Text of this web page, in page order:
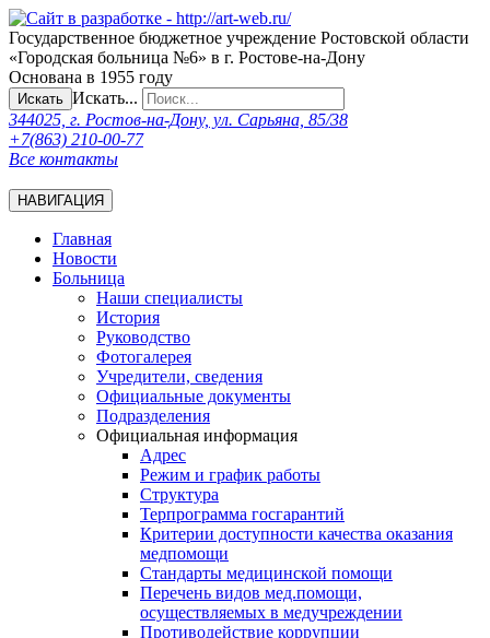
Государственное бюджетное учреждение Ростовской области
«Городская больница №6» в г. Ростове-на-Дону
Основана в 1955 году
Искать Искать...
344025, г. Ростов-на-Дону, ул. Сарьяна, 85/38
+7(863) 210-00-77
Все контакты
НАВИГАЦИЯ
Главная
Новости
Больница
Наши специалисты
История
Руководство
Фотогалерея
Учредители, сведения
Официальные документы
Подразделения
Официальная информация
Адрес
Режим и график работы
Структура
Терпрограмма госгарантий
Критерии доступности качества оказания
медпомощи
​Стандарты медицинской помощи
Перечень видов мед.помощи,
осуществляемых в медучреждении
Противодействие коррупции